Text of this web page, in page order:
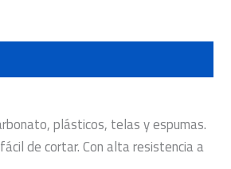
plásticos, telas y espumas.
de cortar. Con alta resistencia a